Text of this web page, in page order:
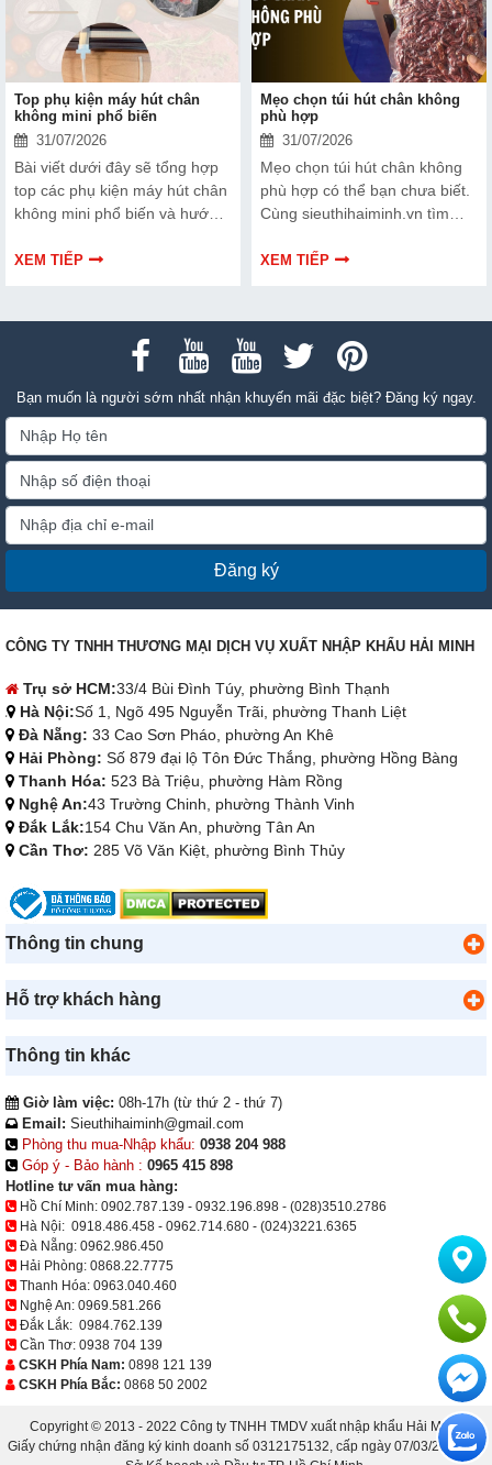
Top phụ kiện máy hút chân
không mini phổ biến
31/07/2026
Bài viết dưới đây sẽ tổng hợp
top các phụ kiện máy hút chân
không mini phổ biến và hướng
chuẩn kỹ thuật ngay tại nhà.
XEM TIẾP
Mẹo chọn túi hút chân không
phù hợp
31/07/2026
Mẹo chọn túi hút chân không
phù hợp có thể bạn chưa biết.
Cùng sieuthihaiminh.vn tìm
thông tin bài viết dưới đây nhé!
XEM TIẾP
Bạn muốn là người sớm nhất nhận khuyến mãi đặc biệt? Đăng ký ngay.
Đăng ký
CÔNG TY TNHH THƯƠNG MẠI DỊCH VỤ XUẤT NHẬP KHẨU HẢI MINH
Trụ sở HCM:33/4 Bùi Đình Túy, phường Bình Thạnh
Hà Nội:Số 1, Ngõ 495 Nguyễn Trãi, phường Thanh Liệt
Đà Nẵng: 33 Cao Sơn Pháo, phường An Khê
Hải Phòng: Số 879 đại lộ Tôn Đức Thắng, phường Hồng Bàng
Thanh Hóa: 523 Bà Triệu, phường Hàm Rồng
Nghệ An:43 Trường Chinh, phường Thành Vinh
Đắk Lắk:154 Chu Văn An, phường Tân An
Cần Thơ: 285 Võ Văn Kiệt, phường Bình Thủy
Thông tin chung
Hỗ trợ khách hàng
Thông tin khác
Giờ làm việc: 08h-17h (từ thứ 2 - thứ 7)
Email: Sieuthihaiminh@gmail.com
Phòng thu mua-Nhập khẩu: 0938 204 988
Góp ý - Bảo hành : 0965 415 898
Hotline tư vấn mua hàng:
Hồ Chí Minh: 0902.787.139 - 0932.196.898 - (028)3510.2786
Hà Nội: 0918.486.458 - 0962.714.680 - (024)3221.6365
Đà Nẵng: 0962.986.450
Hải Phòng: 0868.22.7775
Thanh Hóa: 0963.040.460
Nghệ An: 0969.581.266
Đắk Lắk: 0984.762.139
Cần Thơ: 0938 704 139
CSKH Phía Nam: 0898 121 139
CSKH Phía Bắc: 0868 50 2002
Copyright © 2013 - 2022 Công ty TNHH TMDV xuất nhập khẩu Hải Minh.
Giấy chứng nhận đăng ký kinh doanh số 0312175132, cấp ngày 07/03/2013 bởi